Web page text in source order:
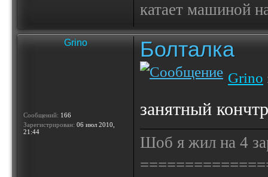
катает машиной
Grino
Сообщений: 166
Зарегистрирован: 06 июл 2010,
21:44
Болталка
Grino
занятный
Шоб я жил на 4